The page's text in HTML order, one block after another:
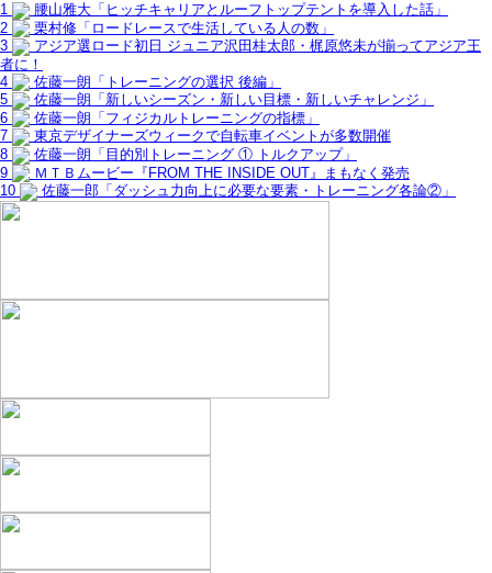
1
腰山雅大「ヒッチキャリアとルーフトップテントを導入した話」
2
栗村修「ロードレースで生活している人の数」
3
アジア選ロード初日 ジュニア沢田桂太郎・梶原悠未が揃ってアジア王
者に！
4
佐藤一朗「トレーニングの選択 後編」
5
佐藤一朗「新しいシーズン・新しい目標・新しいチャレンジ」
6
佐藤一朗「フィジカルトレーニングの指標」
7
東京デザイナーズウィークで自転車イベントが多数開催
8
佐藤一朗「目的別トレーニング ① トルクアップ」
9
ＭＴＢムービー『FROM THE INSIDE OUT』まもなく発売
10
佐藤一郎「ダッシュ力向上に必要な要素・トレーニング各論②」